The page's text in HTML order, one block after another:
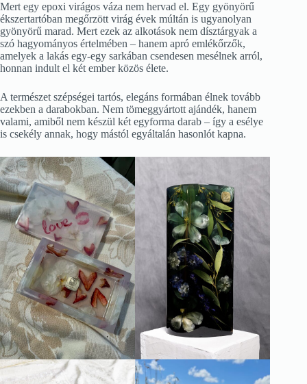
Mert egy epoxi virágos váza nem hervad el. Egy gyönyörű
ékszertartóban megőrzött virág évek múltán is ugyanolyan
gyönyörű marad. Mert ezek az alkotások nem dísztárgyak a
szó hagyományos értelmében – hanem apró emlékőrzők,
amelyek a lakás egy-egy sarkában csendesen mesélnek arról,
honnan indult el két ember közös élete.
A természet szépségei tartós, elegáns formában élnek tovább
ezekben a darabokban. Nem tömeggyártott ajándék, hanem
valami, amiből nem készül két egyforma darab – így a esélye
is csekély annak, hogy mástól egyáltalán hasonlót kapna.